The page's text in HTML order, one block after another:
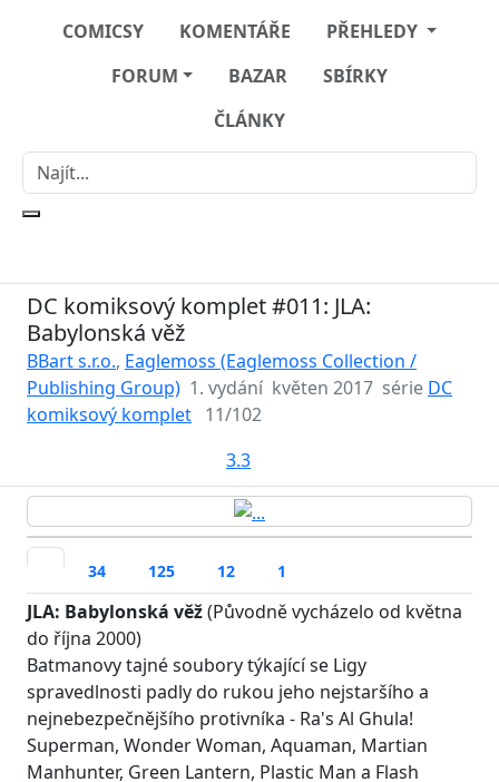
COMICSY KOMENTÁŘE
PŘEHLEDY
FORUM
BAZAR
SBÍRKY
ČLÁNKY
DC komiksový komplet #011: JLA:
Babylonská věž
BBart s.r.o., Eaglemoss (Eaglemoss Collection /
Publishing Group) 1. vydání květen 2017 série DC
komiksový komplet 11/102
3.3
34 125 12 1
JLA: Babylonská věž(Původně vycházelo od května
do října 2000)
Batmanovy tajné soubory týkající se Ligy
spravedlnosti padly do rukou jeho nejstaršího a
nejnebezpečnějšího protivníka - Ra's Al Ghula!
Superman, Wonder Woman, Aquaman, Martian
Manhunter, Green Lantern, Plastic Man a Flash